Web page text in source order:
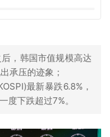
，韩国市值规模高达
承压的迹象；
最新暴跌6.8%，
度下跌超过7%。